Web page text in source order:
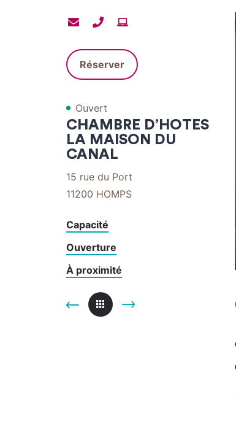
Contacter
mail
Contacter
téléphone
Réserver
Ouvert
CHAMBRE D’HOTES
LA MAISON DU
CANAL
15 rue du Port
11200 HOMPS
Capacité
Ouverture
À proximité